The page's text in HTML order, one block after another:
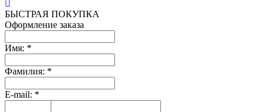
БЫСТРАЯ ПОКУПКА
Оформление заказа
Имя: *
Фамилия: *
E-mail: *